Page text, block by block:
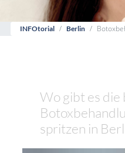
INFOtorial Berlin
Wo gibt es die
spritzen in